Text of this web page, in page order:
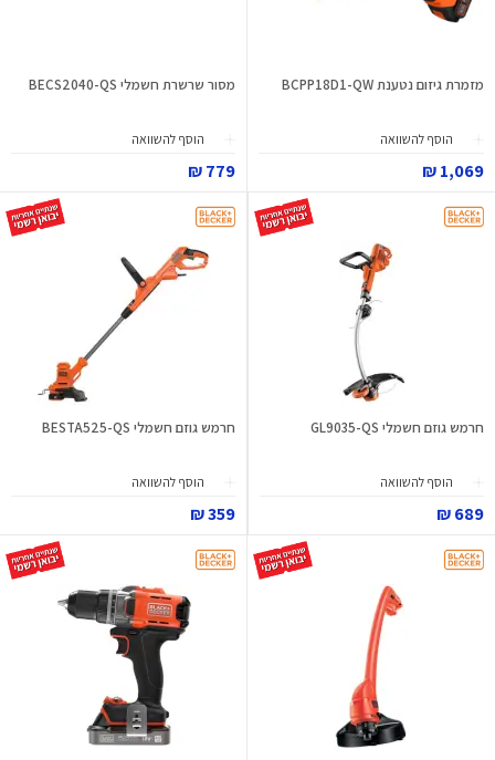
מזמרת גיזום נטענת BCPP18D1-QW
הוסף להשוואה
1,069 ₪
מסור שרשרת חשמלי BECS2040-QS
הוסף להשוואה
779 ₪
חרמש גוזם חשמלי GL9035-QS
הוסף להשוואה
689 ₪
חרמש גוזם חשמלי BESTA525-QS
הוסף להשוואה
359 ₪